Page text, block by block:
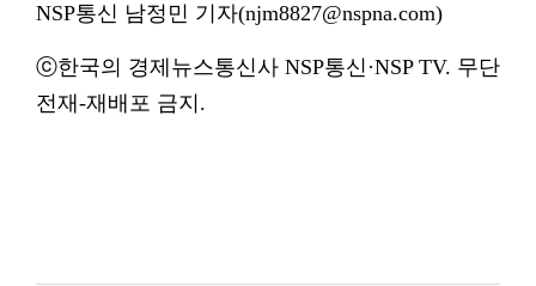
NSP통신 남정민 기자(njm8827@nspna.com)
ⓒ한국의 경제뉴스통신사 NSP통신·NSP TV. 무단
전재-재배포 금지.